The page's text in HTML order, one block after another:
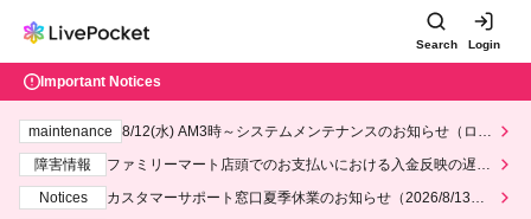
Search Login
Important Notices
maintenance
8/12(水) AM3時～システムメンテナンスのお知らせ（ロー
障害情報
ファミリーマート店頭でのお支払いにおける入金反映の遅延
Notices
カスタマーサポート窓口夏季休業のお知らせ（2026/8/13～2